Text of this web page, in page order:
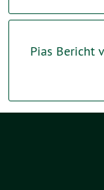
Pias Bericht